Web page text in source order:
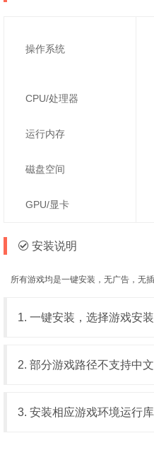
操作系统
CPU/处理器
运行内存
磁盘空间
GPU/显卡
安装说明
所有游戏均是一键安装，无广告，无
1. 一键安装，选择游戏安
2. 部分游戏路径不支持中
3. 安装相应游戏环境运行